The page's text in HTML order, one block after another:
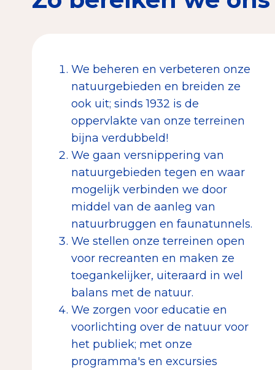
We beheren en verbeteren onze
natuurgebieden en breiden ze
ook uit; sinds 1932 is de
oppervlakte van onze terreinen
bijna verdubbeld!
We gaan versnippering van
natuurgebieden tegen en waar
mogelijk verbinden we door
middel van de aanleg van
natuurbruggen en faunatunnels.
We stellen onze terreinen open
voor recreanten en maken ze
toegankelijker, uiteraard in wel
balans met de natuur.
We zorgen voor educatie en
voorlichting over de natuur voor
het publiek; met onze
programma's en excursies